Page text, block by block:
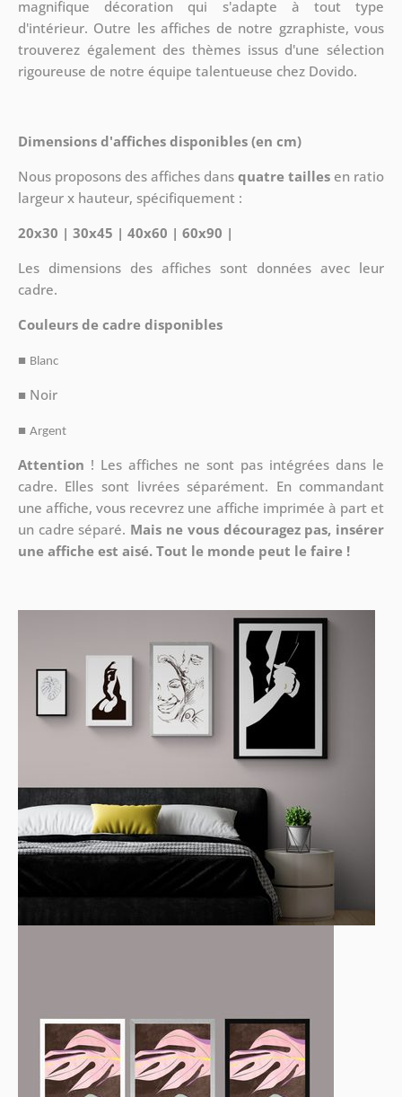
magnifique décoration qui s'adapte à tout type
d'intérieur. Outre les affiches de notre gzraphiste, vous
trouverez également des thèmes issus d'une sélection
rigoureuse de notre équipe talentueuse chez Dovido.
Dimensions d'affiches disponibles (en cm)
Nous proposons des affiches dansquatre tailles en ratio
largeur x hauteur, spécifiquement :
20x30 | 30x45 | 40x60 | 60x90 |
Les dimensions des affiches sont données avec leur
cadre.
Couleurs de cadre disponibles
■ Blanc
■ Noir
■ Argent
Attention ! Les affiches ne sont pas intégrées dans le
cadre. Elles sont livrées séparément. En commandant
une affiche, vous recevrez une affiche imprimée à part et
un cadre séparé. Mais ne vous découragez pas, insérer
une affiche est aisé. Tout le monde peut le faire !